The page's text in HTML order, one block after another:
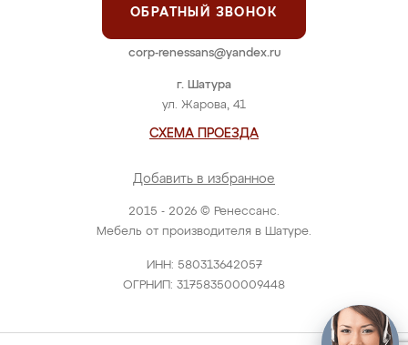
2015 - 2026 © Ренессанс.
Мебель от производителя в Шатуре.
ИНН: 580313642057
ОГРНИП: 317583500009448
г. Шатура
ул. Жарова, 41
СХЕМА ПРОЕЗДА
Добавить в избранное
ОБРАТНЫЙ ЗВОНОК
corp-renessans@yandex.ru